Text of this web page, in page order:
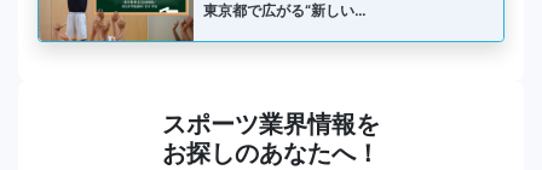
東京都で広がる“新しい…
スポーツ業界情報を
お探しのあなたへ！